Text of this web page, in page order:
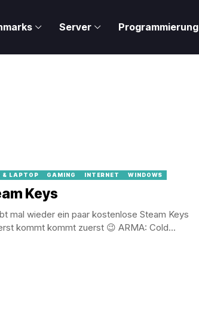
Server Programmierung
& LAPTOP GAMING INTERNET WINDOWS
Keys
mal wieder ein paar kostenlose Steam Keys
kommt kommt zuerst 😉 ARMA: Cold...